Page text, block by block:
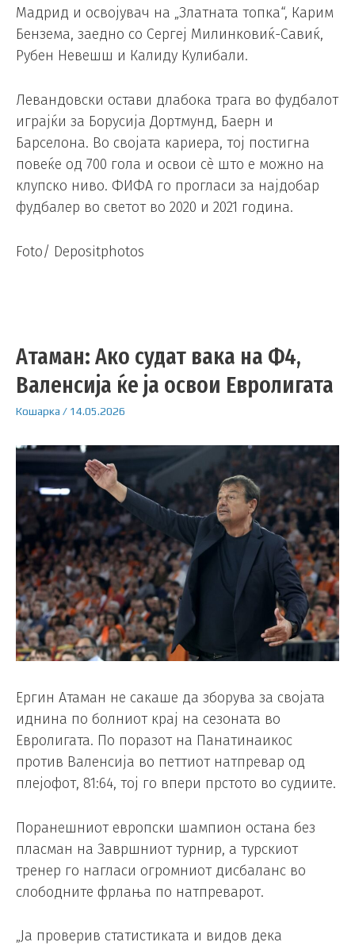
Мадрид и освојувач на „Златната топка“, Карим
Бензема, заедно со Сергеј Милинковиќ-Савиќ,
Рубен Невешш и Калиду Кулибали.
Левандовски остави длабока трага во фудбалот
играјќи за Борусија Дортмунд, Баерн и
Барселона. Во својата кариера, тој постигна
повеќе од 700 гола и освои сè што е можно на
клупско ниво. ФИФА го прогласи за најдобар
фудбалер во светот во 2020 и 2021 година.
Foto/ Depositphotos
Атаман: Ако судат вака на Ф4,
Валенсија ќе ја освои Евролигата
Кошарка / 14.05.2026
Ергин Атаман не сакаше да зборува за својата
иднина по болниот крај на сезоната во
Евролигата. По поразот на Панатинаикос
против Валенсија во петтиот натпревар од
плејофот, 81:64, тој го впери прстото во судиите.
Поранешниот европски шампион остана без
пласман на Завршниот турнир, а турскиот
тренер го нагласи огромниот дисбаланс во
слободните фрлања по натпреварот.
„Ја проверив статистиката и видов дека